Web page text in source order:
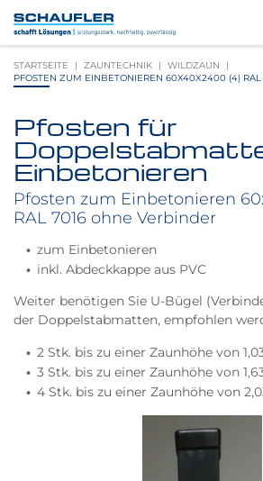
Inhalt
Hauptnavigation
Footernavigation
Logo
Schaufler
verlinkt
zur
STARTSEITE ZAUNTECHNIK
WILDZAUN
PFOSTEN ZUM EINBETONIEREN 60X40X2400 (4)
Produktbilder
überspringen
Pfosten für
Einbetonieren
Pfosten zum Einbetonieren
RAL 7016 ohne Verbinder
zum Einbetonieren
inkl. Abdeckkappe aus PVC
Weiter benötigen Sie U-Bügel
der Doppelstabmatten, empfohlen
2 Stk. bis zu einer Zaunhöhe von
3 Stk. bis zu einer Zaunhöhe von
4 Stk. bis zu einer Zaunhöhe von